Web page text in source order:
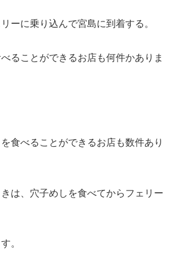
ーに乗り込んで宮島に到着する。
ることができるお店も何件かありま
食べることができるお店も数件あり
は、穴子めしを食べてからフェリー
。